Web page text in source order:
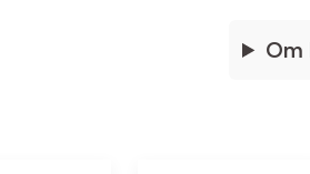
Om